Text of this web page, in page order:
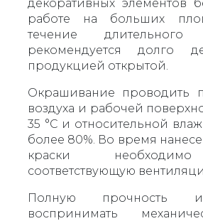
декоративных элементов
работе на больших
течение
рекомендуется долго
продукцией открытой.
Окрашивание проводить
воздуха и рабочей
35 °С и относительной
более 80%. Во время
краски
соответствующую
Полную прочность и
воспринимать